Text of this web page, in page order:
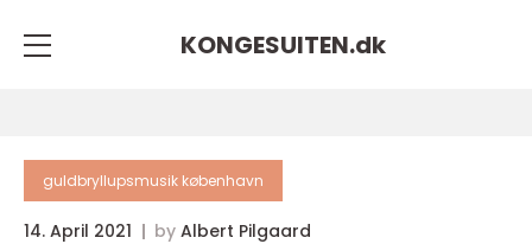
KONGESUITEN.dk
guldbryllupsmusik københavn
14. April 2021 by Albert Pilgaard